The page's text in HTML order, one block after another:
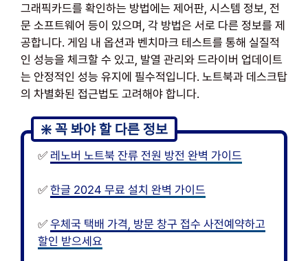
그래픽카드를 확인하는 방법에는 제어판, 시스템 정보, 전
문 소프트웨어 등이 있으며, 각 방법은 서로 다른 정보를 제
공합니다. 게임 내 옵션과 벤치마크 테스트를 통해 실질적
인 성능을 체크할 수 있고, 발열 관리와 드라이버 업데이트
는 안정적인 성능 유지에 필수적입니다. 노트북과 데스크탑
의 차별화된 접근법도 고려해야 합니다.
✅ 레노버 노트북 잔류 전원 방전 완벽 가이드
✅ 한글 2024 무료 설치 완벽 가이드
✅ 우체국 택배 가격, 방문 창구 접수 사전예약하고
할인 받으세요